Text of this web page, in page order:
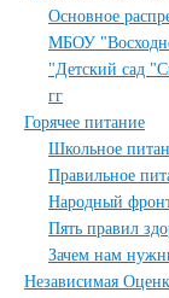
Основное
МБОУ
"Детский сад
гг
Горячее питание
Школьное
Правильное
Народный
Пять правил
Зачем нам
Независимая